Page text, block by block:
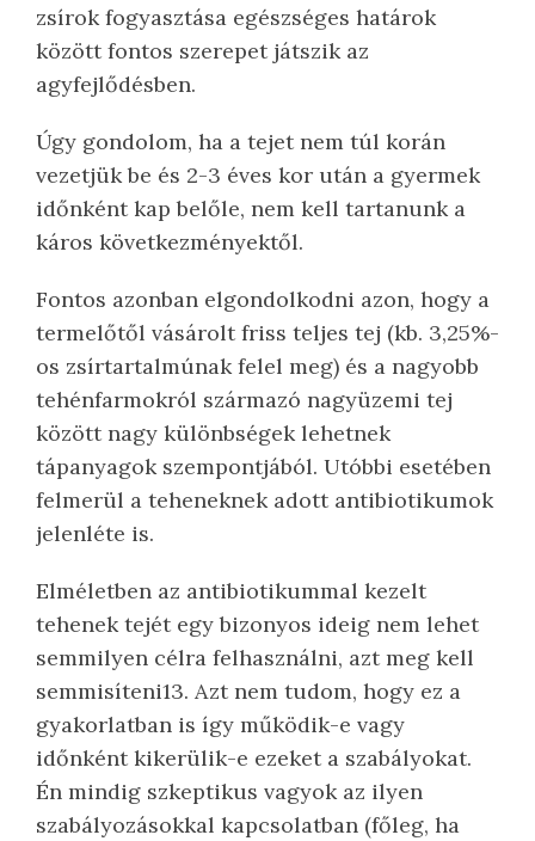
zsírok fogyasztása egészséges határok
között fontos szerepet játszik az
agyfejlődésben.
Úgy gondolom, ha a tejet nem túl korán
vezetjük be és 2-3 éves kor után a gyermek
időnként kap belőle, nem kell tartanunk a
káros következményektől.
Fontos azonban elgondolkodni azon, hogy a
termelőtől vásárolt friss teljes tej (kb. 3,25%-
os zsírtartalmúnak felel meg) és a nagyobb
tehénfarmokról származó nagyüzemi tej
között nagy különbségek lehetnek
tápanyagok szempontjából. Utóbbi esetében
felmerül a teheneknek adott antibiotikumok
jelenléte is.
Elméletben az antibiotikummal kezelt
tehenek tejét egy bizonyos ideig nem lehet
semmilyen célra felhasználni, azt meg kell
semmisíteni13. Azt nem tudom, hogy ez a
gyakorlatban is így működik-e vagy
időnként kikerülik-e ezeket a szabályokat.
Én mindig szkeptikus vagyok az ilyen
szabályozásokkal kapcsolatban (főleg, ha